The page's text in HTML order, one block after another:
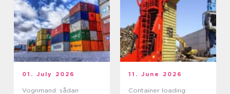
01. July 2026
Vognmand: sådan
11. June 2026
Container loading: